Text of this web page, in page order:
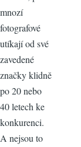
mnozí
fotografové
utíkají od své
zavedené
značky klidně
po 20 nebo
40 letech ke
konkurenci.
A nejsou to